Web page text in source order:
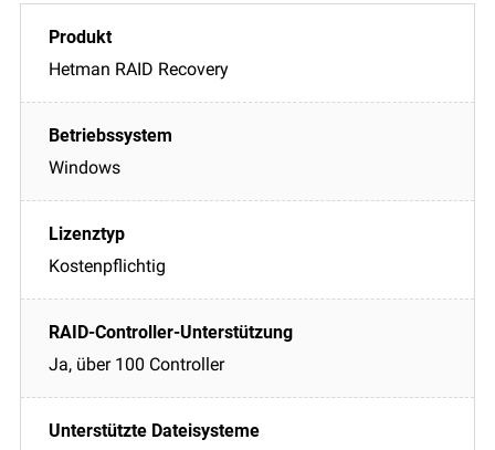
Hetman RAID Recovery
Windows
Kostenpflichtig
Ja, über 100 Controller